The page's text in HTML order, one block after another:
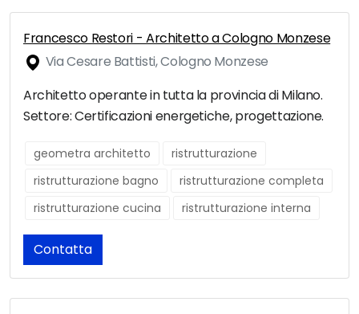
Francesco Restori - Architetto a Cologno Monzese
Via Cesare Battisti, Cologno Monzese
Architetto operante in tutta la provincia di Milano.
Settore: Certificazioni energetiche, progettazione.
geometra architetto
ristrutturazione
ristrutturazione bagno
ristrutturazione completa
ristrutturazione cucina
ristrutturazione interna
Contatta